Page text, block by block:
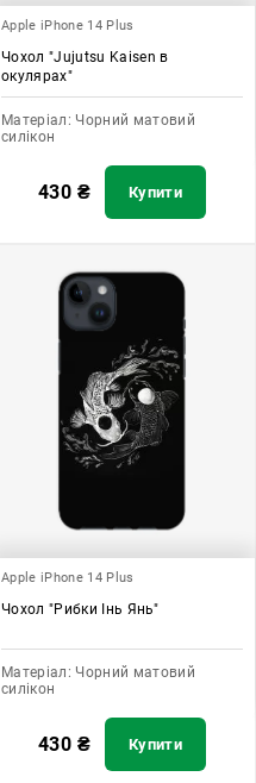
Apple iPhone 14 Plus
Чохол "Jujutsu Kaisen в
окулярах"
Матеріал: Чорний матовий
силікон
430 ₴ Купити
Apple iPhone 14 Plus
Чохол "Рибки Інь Янь"
Матеріал: Чорний матовий
силікон
430 ₴ Купити